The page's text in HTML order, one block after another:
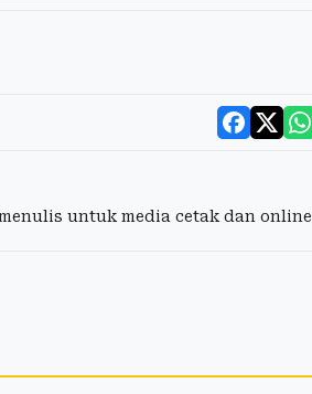
untuk media cetak dan online